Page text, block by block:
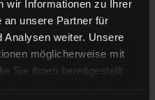
wir Informationen zu Ihrer
an unsere Partner für
Analysen weiter. Unsere
möglicherweise mit
Sie ihnen bereitgestellt
drucken, wäre es schön
wenn Du nicht zur